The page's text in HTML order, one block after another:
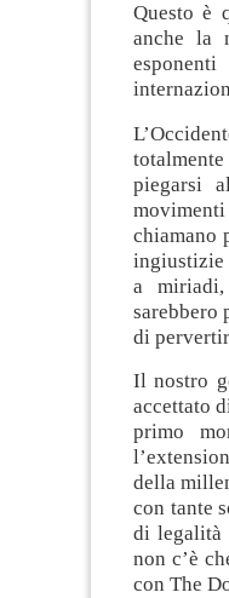
Questo è
anche la
piegarsi
chiamano
ingiustizie
a miriadi,
sarebbero
di
Il nostro
accettato
primo
della
con tante
di legalità
non c’è
con The